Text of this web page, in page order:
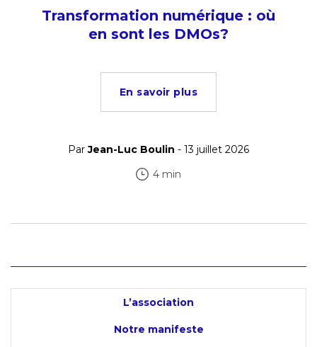
Transformation numérique : où
en sont les DMOs?
En savoir plus
ParJean-Luc Boulin - 13 juillet 2026
4 min
L’association
Notre manifeste